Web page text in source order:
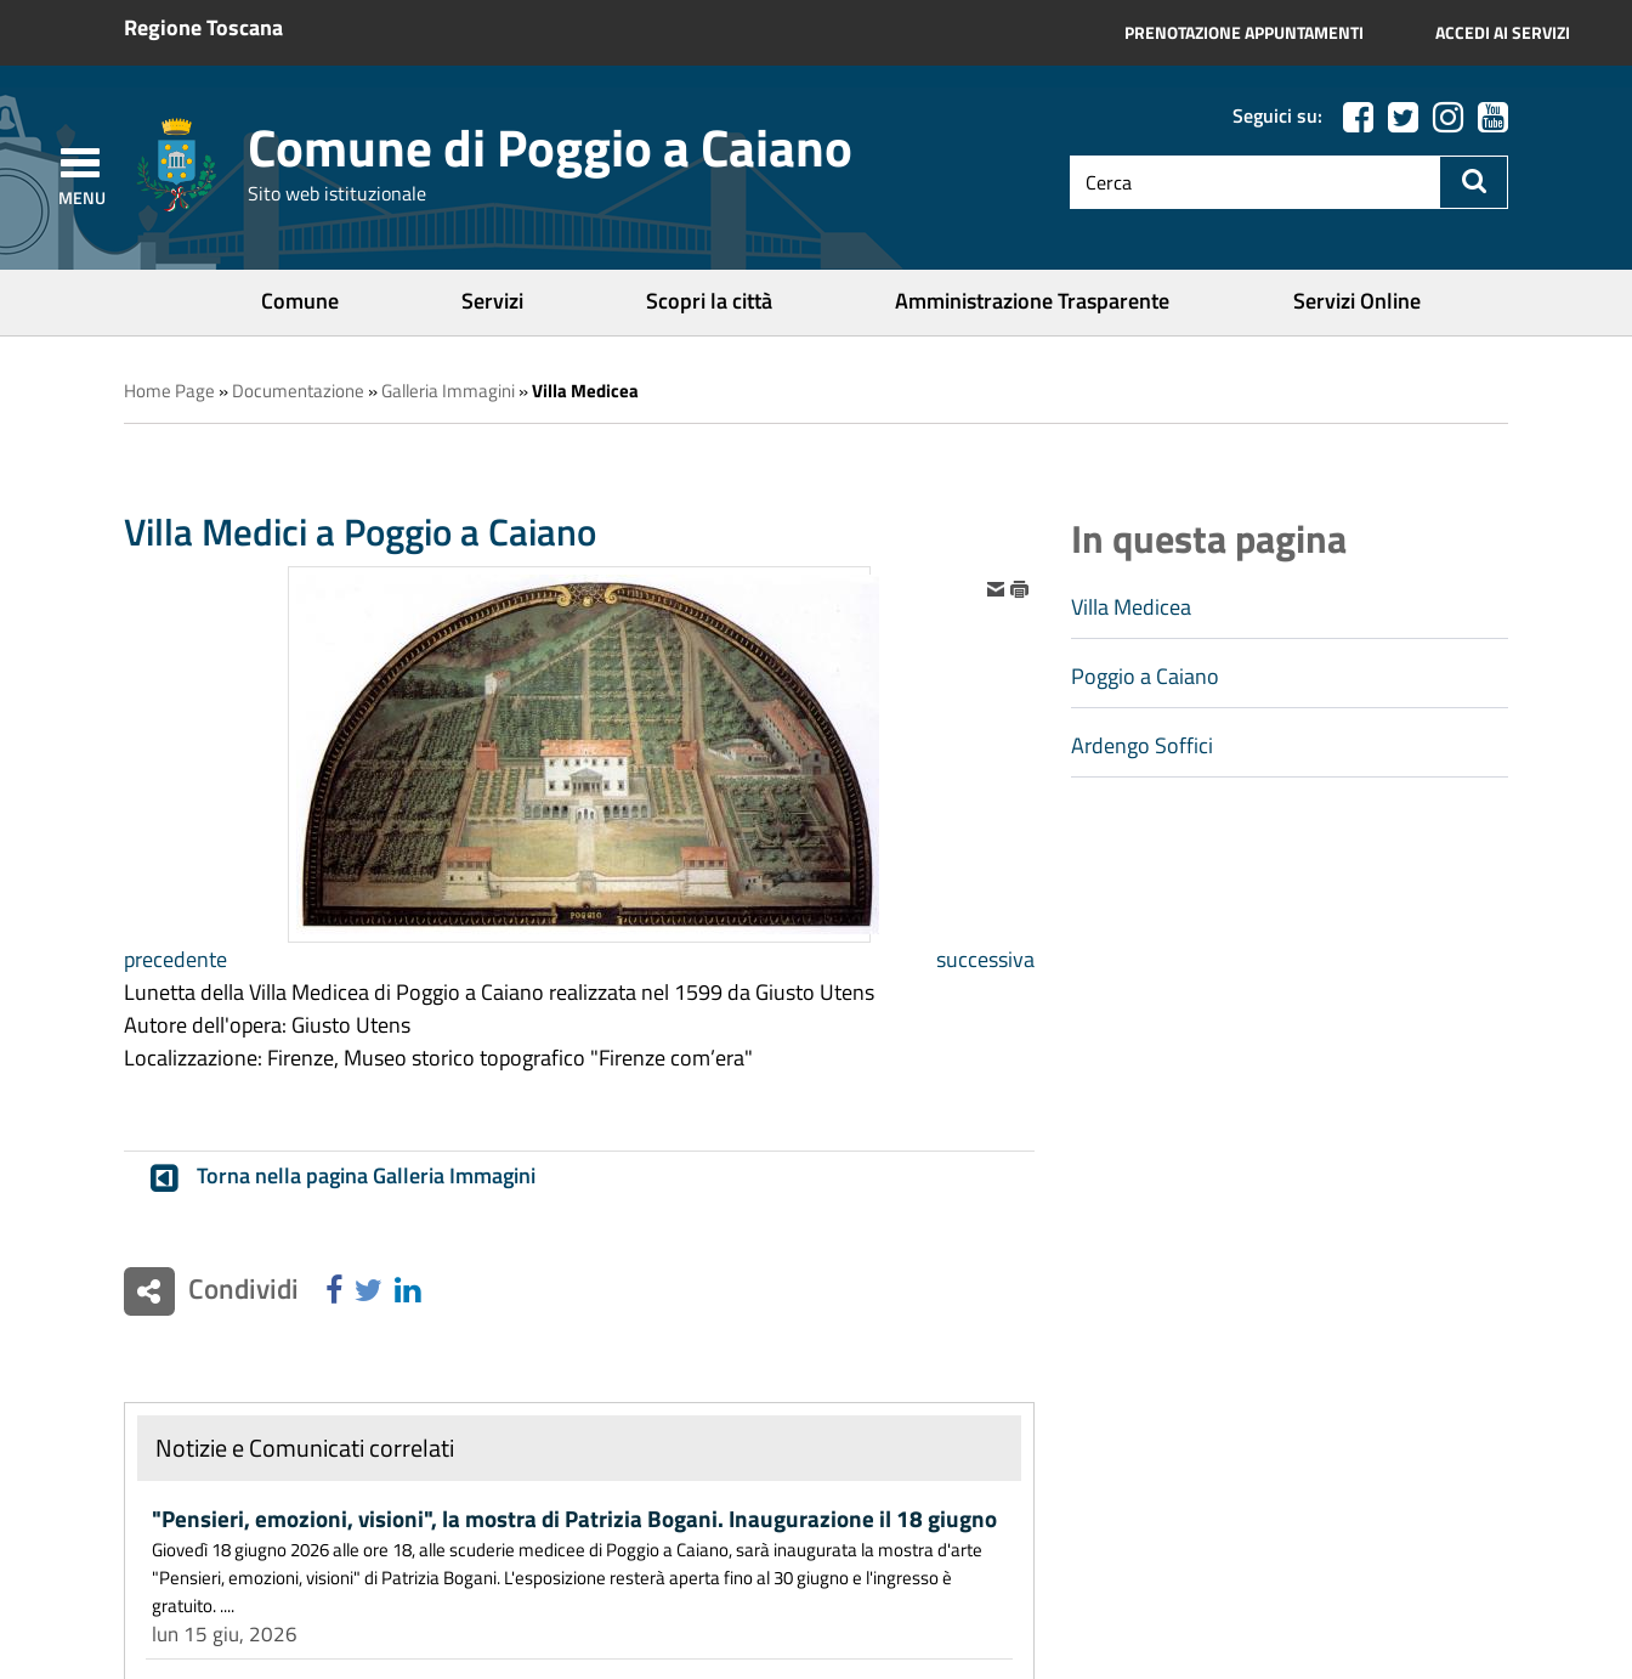
Regione Toscana PRENOTAZIONE APPUNTAMENTI ACCEDI AI SERVIZI
Comune di Poggio a Caiano
Sito web istituzionale
Seguici su:
testo
da
Comune Servizi Scopri la città Amministrazione Trasparente Servizi Online
Home Page »Documentazione »Galleria Immagini»Villa Medicea
Villa Medici a Poggio a Caiano
precedente
successiva
Lunetta della Villa Medicea di Poggio a Caiano realizzata nel 1599 da Giusto Utens
Autore dell'opera: Giusto Utens
Localizzazione: Firenze, Museo storico topografico "Firenze com’era"
Torna nella pagina Galleria Immagini
Condividi
Notizie e Comunicati correlati
"Pensieri, emozioni, visioni", la mostra di Patrizia Bogani. Inaugurazione il 18 giugno
Giovedì 18 giugno 2026 alle ore 18, alle scuderie medicee di Poggio a Caiano, sarà inaugurata la mostra d'arte
"Pensieri, emozioni, visioni" di Patrizia Bogani. L'esposizione resterà aperta fino al 30 giugno e l'ingresso è
gratuito. ....
lun 15 giu, 2026
In questa pagina
Villa Medicea
Poggio a Caiano
Ardengo Soffici